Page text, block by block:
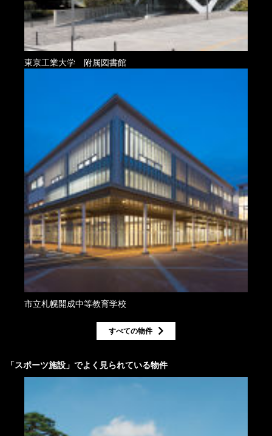
東京工業大学 附属図書館
市立札幌開成中等教育学校
すべての物件
「スポーツ施設 」でよく見られている物件